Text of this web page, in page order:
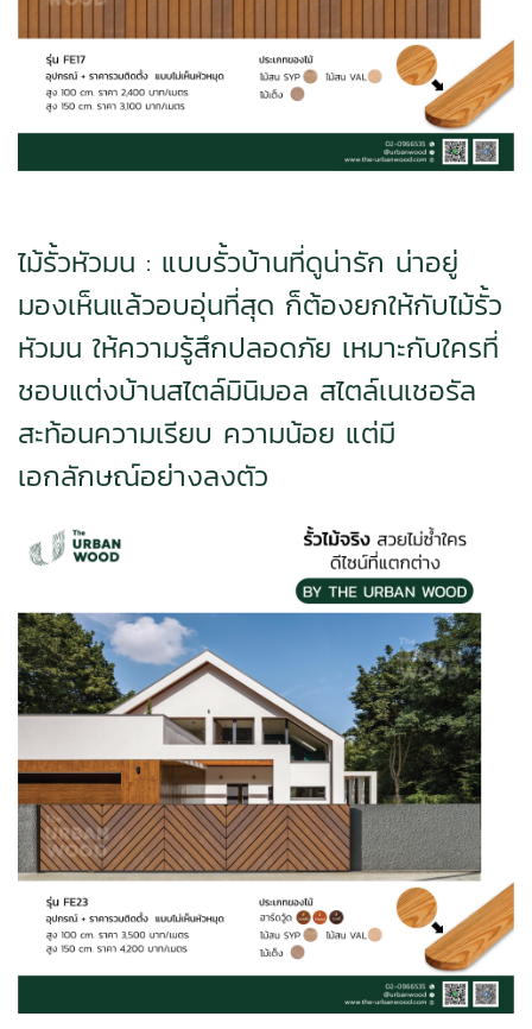
ไม้รั้วหัวมน : แบบรั้วบ้านที่ดูน่ารัก น่าอยู่
มองเห็นแล้วอบอุ่นที่สุด ก็ต้องยกให้กับไม้รั้ว
หัวมน ให้ความรู้สึกปลอดภัย เหมาะกับใครที่
ชอบแต่งบ้านสไตล์มินิมอล สไตล์เนเชอรัล
สะท้อนความเรียบ ความน้อย แต่มี
เอกลักษณ์อย่างลงตัว